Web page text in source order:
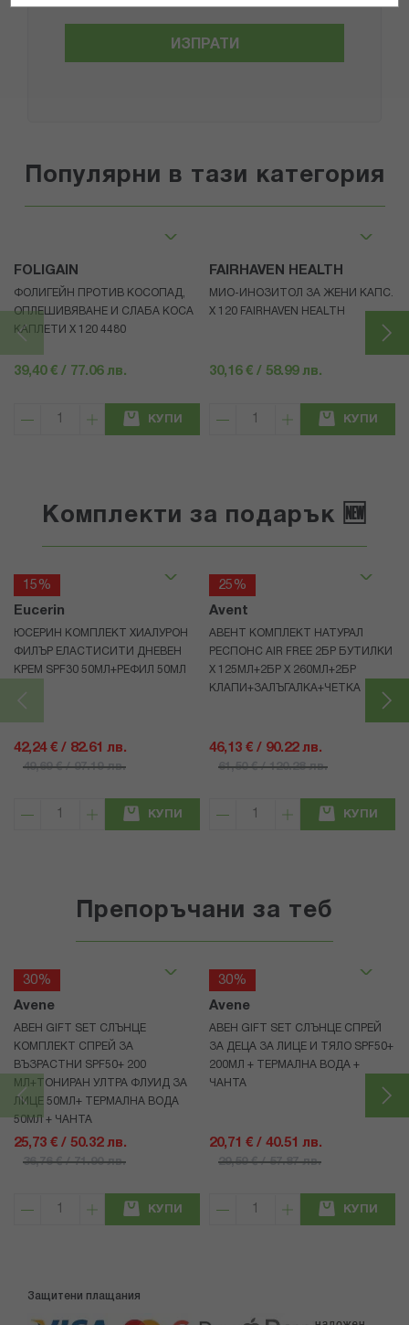
ИЗПРАТИ
Популярни в тази категория
FOLIGAIN
ФОЛИГЕЙН ПРОТИВ КОСОПАД,
ОПЛЕШИВЯВАНЕ И СЛАБА КОСА
КАПЛЕТИ X 120 4480
39,40 € / 77.06 лв.
КУПИ
FAIRHAVEN HEALTH
МИО-ИНОЗИТОЛ ЗА ЖЕНИ КАПС.
Х 120 FAIRHAVEN HEALTH
30,16 € / 58.99 лв.
КУПИ
Комплекти за подарък 🆕
15%
Eucerin
ЮСЕРИН КОМПЛЕКТ ХИАЛУРОН
ФИЛЪР ЕЛАСТИСИТИ ДНЕВЕН
КРЕМ SPF30 50МЛ+РЕФИЛ 50МЛ
42,24 € / 82.61 лв.
49,69 € / 97.19 лв.
КУПИ
25%
Avent
АВЕНТ КОМПЛЕКТ НАТУРАЛ
РЕСПОНС AIR FREE 2БР БУТИЛКИ
Х 125МЛ+2БР Х 260МЛ+2БР
КЛАПИ+ЗАЛЪГАЛКА+ЧЕТКА
46,13 € / 90.22 лв.
61,50 € / 120.28 лв.
КУПИ
Препоръчани за теб
30%
Avene
АВЕН GIFT SET СЛЪНЦЕ
КОМПЛЕКТ СПРЕЙ ЗА
ВЪЗРАСТНИ SPF50+ 200
МЛ+ТОНИРАН УЛТРА ФЛУИД ЗА
ЛИЦЕ 50МЛ+ ТЕРМАЛНА ВОДА
50МЛ + ЧАНТА
25,73 € / 50.32 лв.
36,76 € / 71.90 лв.
КУПИ
30%
Avene
АВЕН GIFT SET СЛЪНЦЕ СПРЕЙ
ЗА ДЕЦА ЗА ЛИЦЕ И ТЯЛО SPF50+
200МЛ + ТЕРМАЛНА ВОДА +
ЧАНТА
20,71 € / 40.51 лв.
29,59 € / 57.87 лв.
КУПИ
Защитени плащания